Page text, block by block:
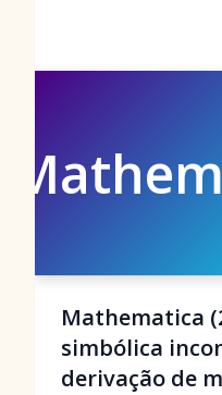
Mathematica
simbólica
derivação de